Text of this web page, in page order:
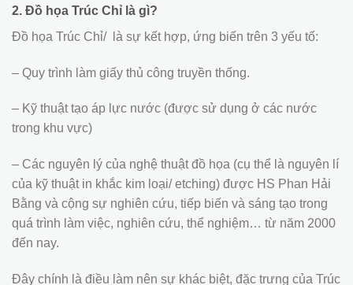
2. Đồ họa Trúc Chỉ là gì?
Đồ họa Trúc Chỉ/ là sự kết hợp, ứng biến trên 3 yếu tố:
– Quy trình làm giấy thủ công truyền thống.
– Kỹ thuật tạo áp lực nước (được sử dụng ở các nước
trong khu vực)
– Các nguyên lý của nghệ thuật đồ họa (cụ thể là nguyên lí
của kỹ thuật in khắc kim loại/ etching) được HS Phan Hải
Bằng và cộng sự nghiên cứu, tiếp biến và sáng tạo trong
quá trình làm việc, nghiên cứu, thể nghiệm… từ năm 2000
đến nay.
Đây chính là điều làm nên sự khác biệt, đặc trưng của Trúc